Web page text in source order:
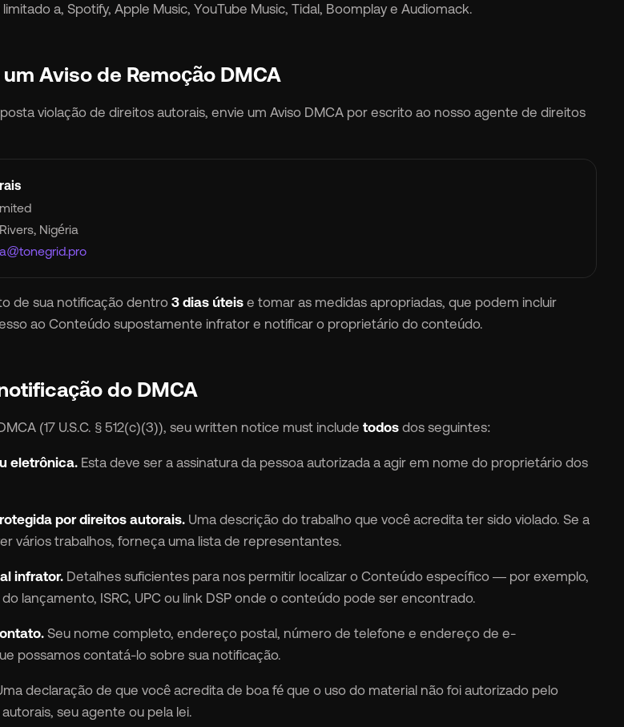
chevron_right
🇻🇳Tiếng Việt
a, Spotify, Apple Music, YouTube Music, Tidal, Boomplay e Audiomack.
Aviso de Remoção DMCA
violação de direitos autorais, envie um Aviso DMCA por escrito ao nosso agente de direitos
Nigéria
de sua notificação dentro 3 dias úteise tomar as medidas apropriadas, que podem incluir
ao Conteúdo supostamente infrator e notificar o proprietário do conteúdo.
do DMCA
(17 U.S.C. § 512(c)(3)), seu written notice must include todosdos seguintes:
eletrônica.Esta deve ser a assinatura da pessoa autorizada a agir em nome do proprietário dos
por direitos autorais.Uma descrição do trabalho que você acredita ter sido violado. Se a
vários trabalhos, forneça uma lista de representantes.
infrator.Detalhes suficientes para nos permitir localizar o Conteúdo específico — por exemplo,
lançamento, ISRC, UPC ou link DSP onde o conteúdo pode ser encontrado.
Seu nome completo, endereço postal, número de telefone e endereço de e-
possamos contatá-lo sobre sua notificação.
declaração de que você acredita de boa fé que o uso do material não foi autorizado pelo
seu agente ou pela lei.